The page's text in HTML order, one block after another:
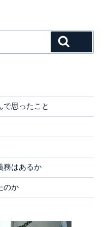
で思ったこと
務はあるか
のか